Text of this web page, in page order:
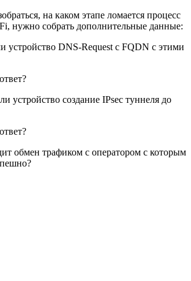
на каком этапе ломается процесс
нужно собрать дополнительные данные:
DNS-Request с FQDN с этими
создание IPsec туннеля до
обмен трафиком с оператором с которым